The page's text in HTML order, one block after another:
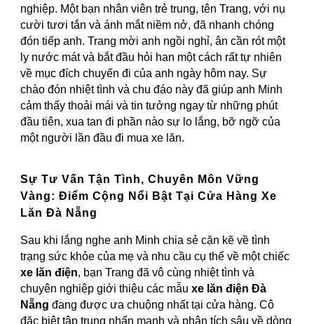
nghiệp. Một bạn nhân viên trẻ trung, tên Trang, với nụ
cười tươi tắn và ánh mắt niềm nở, đã nhanh chóng
đón tiếp anh. Trang mời anh ngồi nghỉ, ân cần rót một
ly nước mát và bắt đầu hỏi han một cách rất tự nhiên
về mục đích chuyến đi của anh ngày hôm nay. Sự
chào đón nhiệt tình và chu đáo này đã giúp anh Minh
cảm thấy thoải mái và tin tưởng ngay từ những phút
đầu tiên, xua tan đi phần nào sự lo lắng, bỡ ngỡ của
một người lần đầu đi mua xe lăn.
Sự Tư Vấn Tận Tình, Chuyên Môn Vững
Vàng: Điểm Cộng Nổi Bật Tại Cửa Hàng Xe
Lăn Đà Nẵng
Sau khi lắng nghe anh Minh chia sẻ cặn kẽ về tình
trạng sức khỏe của mẹ và nhu cầu cụ thể về một chiếc
xe lăn điện, bạn Trang đã vô cùng nhiệt tình và
chuyên nghiệp giới thiệu các mẫuxe lăn điện Đà
Nẵng đang được ưa chuộng nhất tại cửa hàng. Cô
đặc biệt tập trung nhấn mạnh và phân tích sâu về dòng